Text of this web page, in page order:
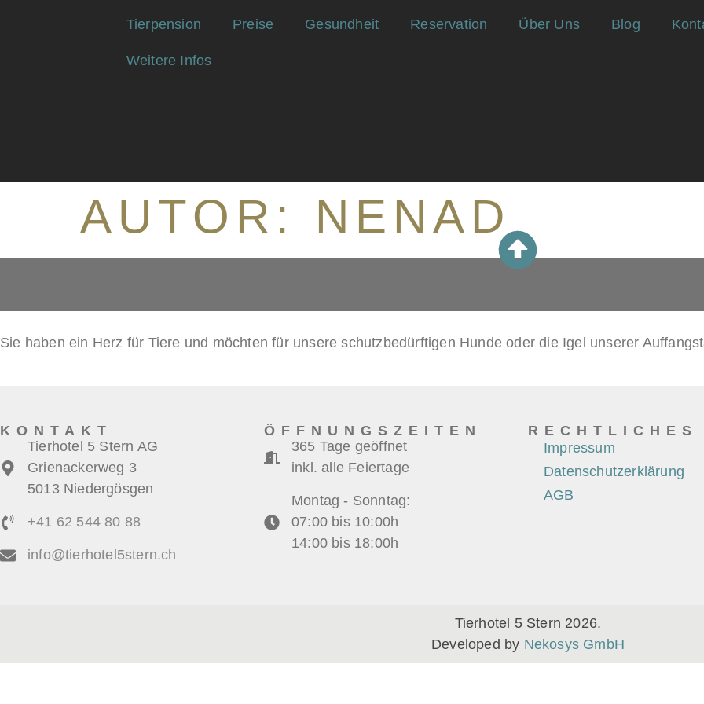
Tierpension Preise Gesundheit Reservation Über Uns Blog
Weitere Infos
AUTOR: NENAD
Sie haben ein Herz für Tiere und möchten für unsere schutzbedürftigen Hunde oder die Igel unserer
KONTAKT
Tierhotel 5 Stern AG
Grienackerweg 3
5013 Niedergösgen
+41 62 544 80 88
info@tierhotel5stern.ch
ÖFFNUNGSZEITEN
365 Tage geöffnet
inkl. alle Feiertage
Montag - Sonntag:
07:00 bis 10:00h
14:00 bis 18:00h
RECHTLICHES
Impressum
Datenschutzerklärung
AGB
Tierhotel 5 Stern 2026.
Developed by Nekosys GmbH